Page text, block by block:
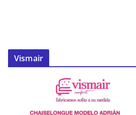
Vismair